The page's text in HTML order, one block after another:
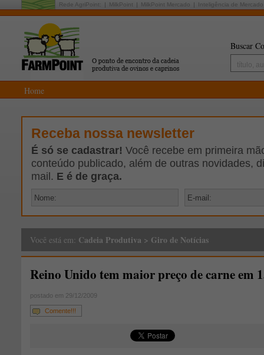
Rede AgriPoint: MilkPoint MilkPoint Mercado Inteligência de Mercado
Buscar
Home
Receba nossa newsletter
É só se cadastrar! Você recebe em primeira
conteúdo publicado, além de outras novidades,
mail. E é de graça.
Você está em: Cadeia Produtiva > Giro de Notícias
Reino Unido tem maior preço de carne em
postado em 29/12/2009
Comente!!!